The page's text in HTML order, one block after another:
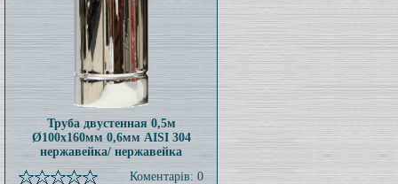
Труба двустенная 0,5м
Ø100x160мм 0,6мм AISI 304
нержавейка/ нержавейка
Коментарів: 0